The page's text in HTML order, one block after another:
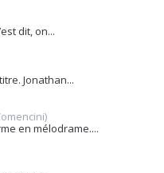
dit, on...
Jonathan...
en mélodrame....